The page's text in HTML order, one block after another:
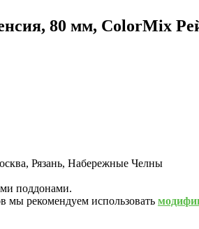
80 мм, ColorMix
Рязань, Набережные Челны
поддонами.
рекомендуем использовать